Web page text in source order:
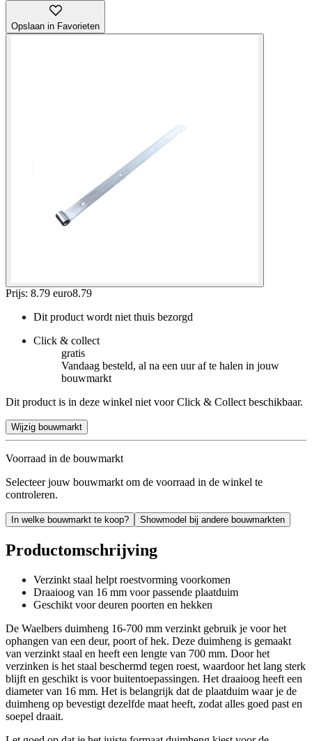
Opslaan in Favorieten
Prijs: 8.79 euro8.79
Dit product wordt niet thuis bezorgd
Click & collect
gratis
Vandaag besteld, al na een uur af te halen in jouw
bouwmarkt
Dit product is in deze winkel niet voor Click & Collect beschikbaar.
Wijzig bouwmarkt
Voorraad in de bouwmarkt
Selecteer jouw bouwmarkt om de voorraad in de winkel te
controleren.
In welke bouwmarkt te koop? Showmodel bij andere bouwmarkten
Productomschrijving
Verzinkt staal helpt roestvorming voorkomen
Draaioog van 16 mm voor passende plaatduim
Geschikt voor deuren poorten en hekken
De Waelbers duimheng 16-700 mm verzinkt gebruik je voor het
ophangen van een deur, poort of hek. Deze duimheng is gemaakt
van verzinkt staal en heeft een lengte van 700 mm. Door het
verzinken is het staal beschermd tegen roest, waardoor het lang sterk
blijft en geschikt is voor buitentoepassingen. Het draaioog heeft een
diameter van 16 mm. Het is belangrijk dat de plaatduim waar je de
duimheng op bevestigt dezelfde maat heeft, zodat alles goed past en
soepel draait.